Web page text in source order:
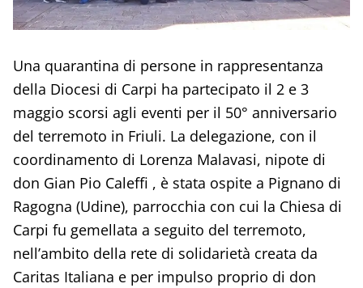
Una quarantina di persone in rappresentanza
della Diocesi di Carpi ha partecipato il 2 e 3
maggio scorsi agli eventi per il 50° anniversario
del terremoto in Friuli. La delegazione, con il
coordinamento di Lorenza Malavasi, nipote di
don Gian Pio Caleffi , è stata ospite a Pignano di
Ragogna (Udine), parrocchia con cui la Chiesa di
Carpi fu gemellata a seguito del terremoto,
nell’ambito della rete di solidarietà creata da
Caritas Italiana e per impulso proprio di don